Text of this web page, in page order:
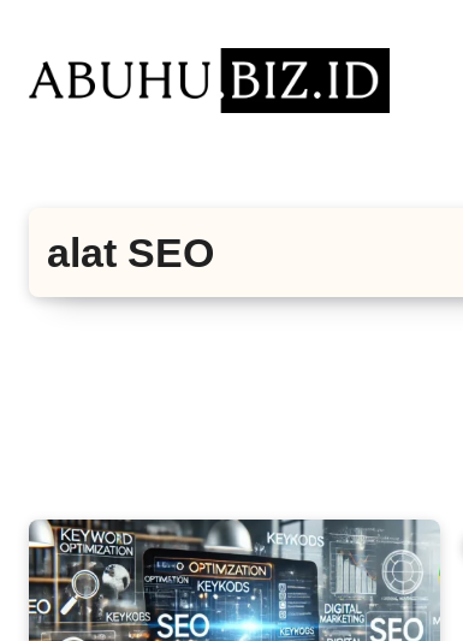
konten
alat SEO